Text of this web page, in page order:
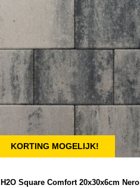
KORTING MOGELIJK!
H2O Square Comfort 20x30x6cm Nero